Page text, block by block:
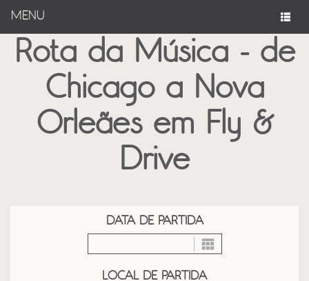
MENU
Rota da Música - de
Chicago a Nova
Orleães em Fly &
Drive
DATA DE PARTIDA
LOCAL DE PARTIDA